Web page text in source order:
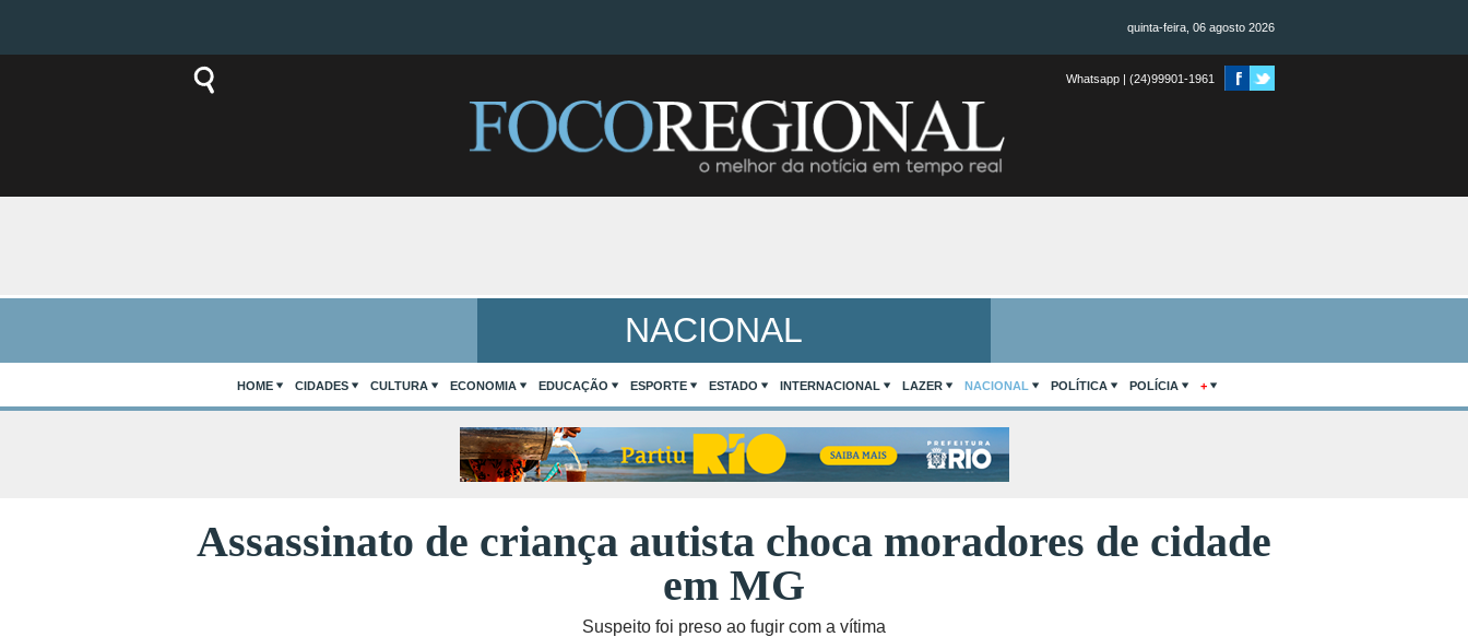
quinta-feira, 06 agosto 2026
Whatsapp | (24)99901-1961
NACIONAL
HOME CIDADES CULTURA ECONOMIA EDUCAÇÃO ESPORTE ESTADO INTERNACIONAL LAZER NACIONAL POLÍTICA POLÍCIA +
Assassinato de criança autista choca moradores de cidade
em MG
Suspeito foi preso ao fugir com a vítima